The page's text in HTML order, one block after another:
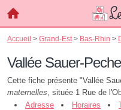
Accueil > Grand-Est > Bas-Rhin >
Vallée Sauer-
Cette fiche présente "Vallée
maternelles, située 1 Rue de
Adresse
Horaires